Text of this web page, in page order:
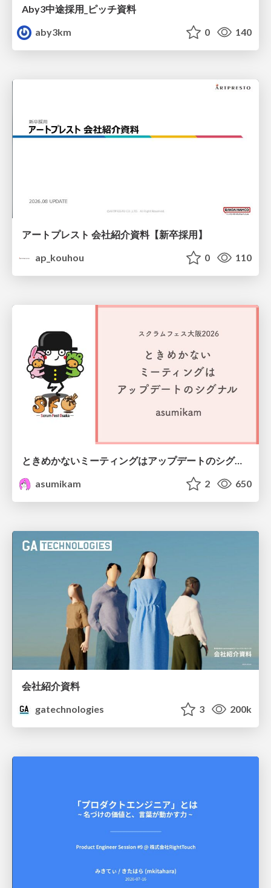
Aby3中途採用_ピッチ資料
aby3km
0 140
アートプレスト 会社紹介資料【新卒採用】
ap_kouhou
0 110
ときめかないミーティングはアップデートのシグナル #scrumosaka
asumikam
2 650
会社紹介資料
gatechnologies
3 200k